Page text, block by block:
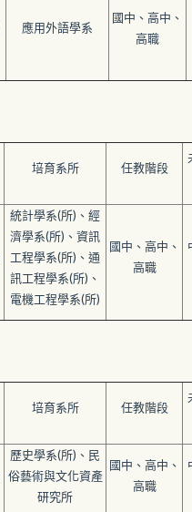
應用外語學系
國中、高中、
高職
培育系所 任教階段
統計學系(所)、經
濟學系(所)、資訊
工程學系(所)、通
訊工程學系(所)、
電機工程學系(所)
國中、高中、
高職
培育系所 任教階段
歷史學系(所)、民
俗藝術與文化資產
研究所
國中、高中、
高職